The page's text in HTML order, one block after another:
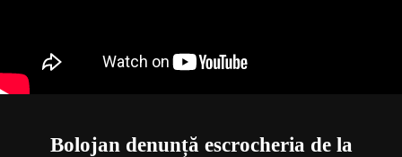
Bolojan denunță escrocheria de la